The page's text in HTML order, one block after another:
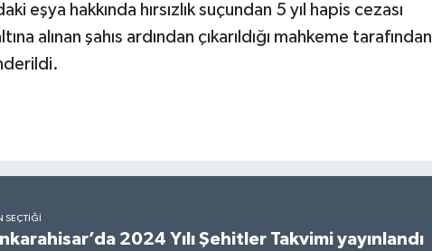
eşya hakkında hırsızlık suçundan 5 yıl hapis cezası
alınan şahıs ardından çıkarıldığı mahkeme tarafından
SEÇTIĞI
2024 Yılı Şehitler Takvimi yayınlandı